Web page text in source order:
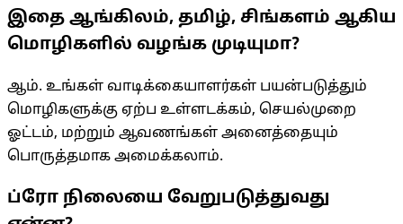
இதை ஆங்கிலம், தமிழ், சிங்களம் ஆகிய
மொழிகளில் வழங்க முடியுமா?
ஆம். உங்கள் வாடிக்கையாளர்கள் பயன்படுத்தும்
மொழிகளுக்கு ஏற்ப உள்ளடக்கம், செயல்முறை
ஓட்டம், மற்றும் ஆவணங்கள் அனைத்தையும்
பொருத்தமாக அமைக்கலாம்.
ப்ரோ நிலையை வேறுபடுத்துவது